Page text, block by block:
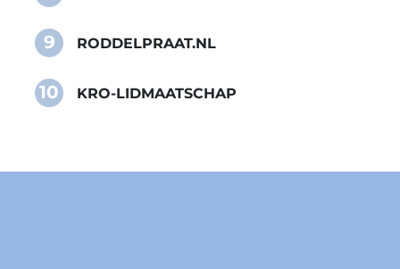
9 RODDELPRAAT.NL
10 KRO-LIDMAATSCHAP